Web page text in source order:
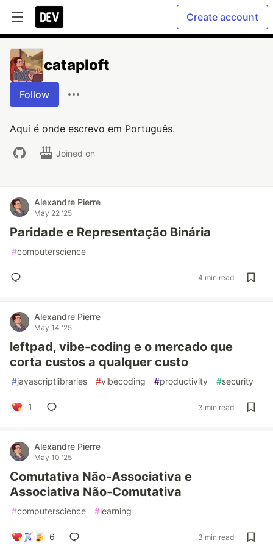
Create account
cataploft
Follow
Aqui é onde escrevo em Português.
Joined on
Alexandre Pierre
May 22 '25
Paridade e Representação Binária
#computerscience
4 min read
Alexandre Pierre
May 14 '25
leftpad, vibe-coding e o mercado que
corta custos a qualquer custo
#javascriptlibraries #vibecoding #productivity #security
1 3 min read
Alexandre Pierre
May 10 '25
Comutativa Não-Associativa e
Associativa Não-Comutativa
#computerscience #learning
6 3 min read